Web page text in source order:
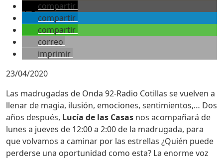
compartir
compartir
compartir
correo
imprimir
23/04/2020
Las madrugadas de Onda 92-Radio Cotillas se vuelven a
llenar de magia, ilusión, emociones, sentimientos,… Dos
años después, Lucía de las Casas nos acompañará de
lunes a jueves de 12:00 a 2:00 de la madrugada, para
que volvamos a caminar por las estrellas ¿Quién puede
perderse una oportunidad como esta? La enorme voz